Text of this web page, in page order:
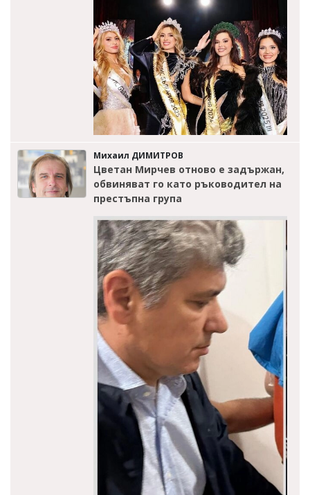
Михаил ДИМИТРОВ
Цветан Мирчев отново е задържан,
обвиняват го като ръководител на
престъпна група